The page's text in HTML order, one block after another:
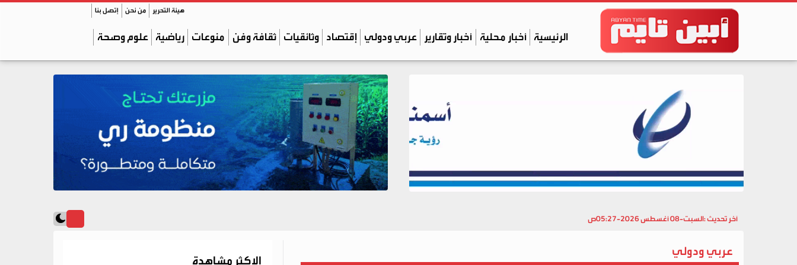
هيئة التحرير من نحن إتصل بنا
الرئيسية أخبار محلية أخبار وتقارير عربي ودولي إقتصاد وثائقيات ثقافة وفن منوعات رياضية علوم وصحة
آخر تحديث :السبت-08 أغسطس 2026-05:27ص
عربي ودولي
الاكثر مشاهدة